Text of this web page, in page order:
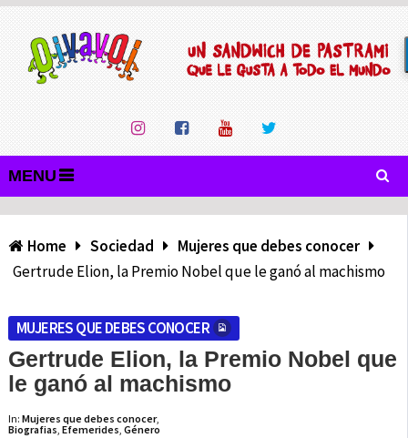
MENU
Home Sociedad
Mujeres que debes conocer
Gertrude Elion, la Premio Nobel que le ganó al machismo
MUJERES QUE DEBES CONOCER
Gertrude Elion, la Premio Nobel que
le ganó al machismo
In: Mujeres que debes conocer,
Biografias, Efemerides, Género